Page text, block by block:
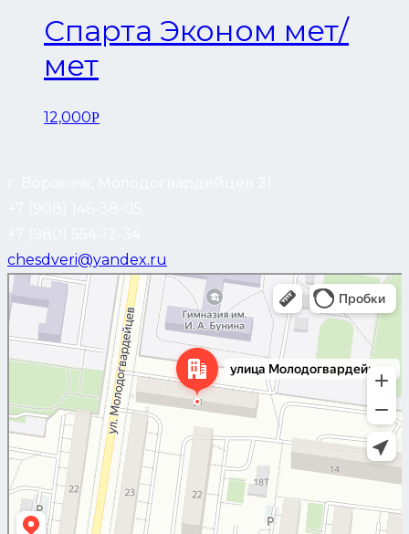
Спарта Эконом мет/
мет
12,000Р
chesdveri@yandex.ru
Воронеж
Улица Молодогвардейцев, 21 — Яндекс Карты